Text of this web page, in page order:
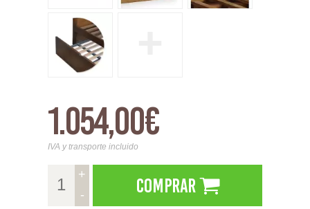
1.054,00€
IVA y transporte incluido
+
-
Comprar